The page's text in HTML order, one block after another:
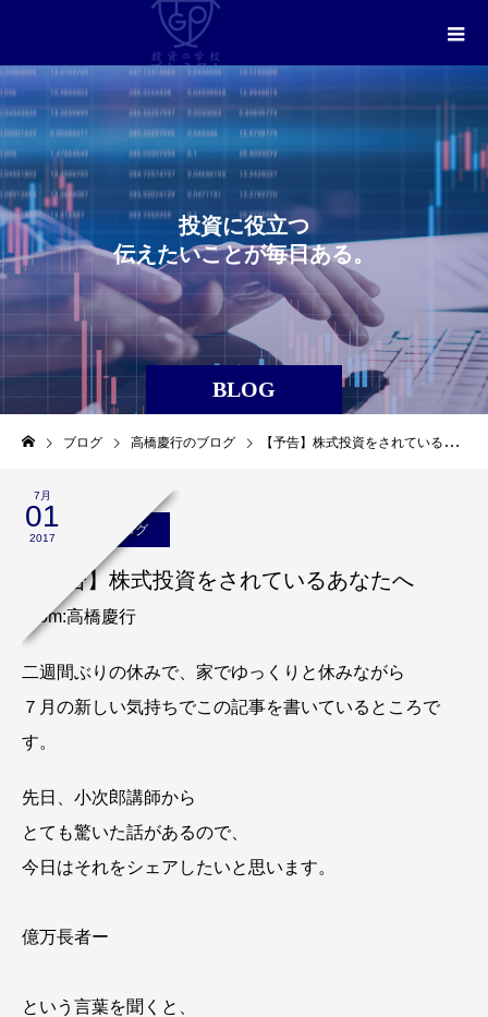
BLOG
投資に役立つ
伝え たいことが毎日ある。
ブログ 高橋慶行のブログ 【予告】株式投資をされているあなたへ
7月
01
2017
高橋慶行のブログ
【予告】株式投資をされているあなたへ
From:高橋慶行
二週間ぶりの休みで、家でゆっくりと休みながら
７月の新しい気持ちでこの記事を書いているところで
す。
先日、小次郎講師から
とても驚いた話があるので、
今日はそれをシェアしたいと思います。
億万長者ー
という言葉を聞くと、